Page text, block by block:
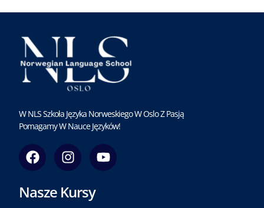
W NLS Szkoła Języka Norweskiego W Oslo Z Pasją
Pomagamy W Nauce Języków!
F
a
c
e
I
n
s
t
Y
o
u
Nasze Kursy